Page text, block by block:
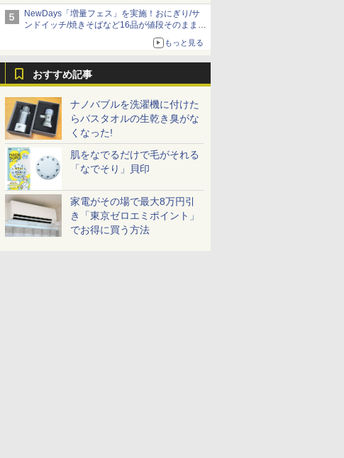
NewDays「増量フェス」を実施！おにぎり/サ
ンドイッチ/焼きそばなど16品が値段そのままで
もっと見る
おすすめ記事
ナノバブルを洗濯機に付けた
らバスタオルの生乾き臭がな
くなった!
肌をなでるだけで毛がそれる
「なでそり」貝印
家電がその場で最大8万円引
き「東京ゼロエミポイント」
でお得に買う方法